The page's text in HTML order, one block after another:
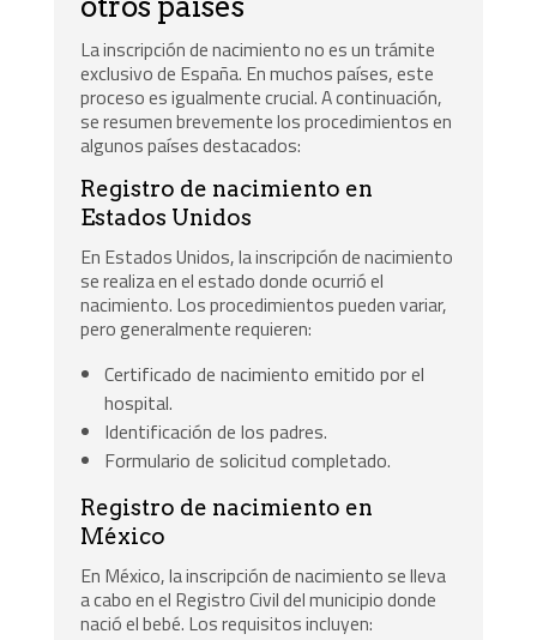
La inscripción de nacimiento no es un trámite
exclusivo de España. En muchos países, este
proceso es igualmente crucial. A continuación,
se resumen brevemente los procedimientos en
algunos países destacados:
Registro de nacimiento en
Estados Unidos
En Estados Unidos, la inscripción de nacimiento
se realiza en el estado donde ocurrió el
nacimiento. Los procedimientos pueden variar,
pero generalmente requieren:
Certificado de nacimiento emitido por el
hospital.
Identificación de los padres.
Formulario de solicitud completado.
Registro de nacimiento en
México
En México, la inscripción de nacimiento se lleva
a cabo en el Registro Civil del municipio donde
nació el bebé. Los requisitos incluyen: